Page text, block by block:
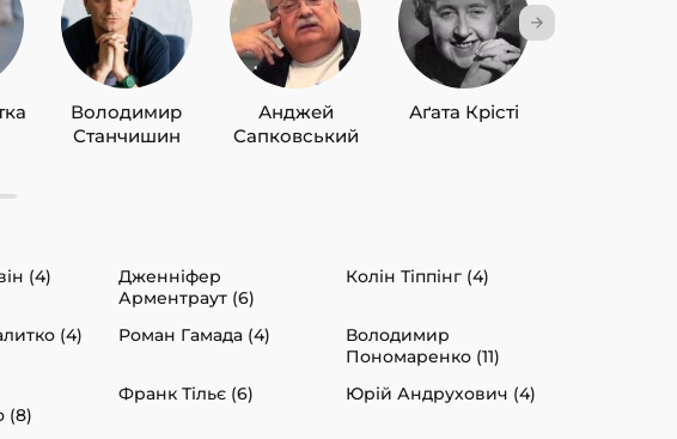
Володимир
Станчишин
Анджей
Сапковський
Аґата Крісті
(4)
Дженніфер
Арментраут (6)
Колін Тіппінг (4)
(4) Роман Гамада (4)
Володимир
Пономаренко (11)
(8)
Франк Тільє (6) Юрій Андрухович (4)